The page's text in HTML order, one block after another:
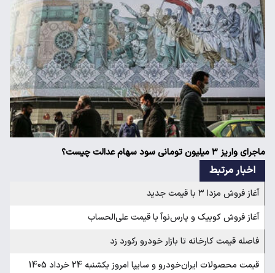
ماجرای واریز ۳ میلیون تومانی سود سهام عدالت چیست؟
اخبار مرتبط
آغاز فروش مزدا ۳ با قیمت جدید
آغاز فروش کوییک و پارس‌نوآ با قیمت علی‌الحساب
فاصله قیمت کارخانه تا بازار خودرو رکورد زد
قیمت محصولات ایران‌خودرو و سایپا امروز یکشنبه 24 خرداد 1405